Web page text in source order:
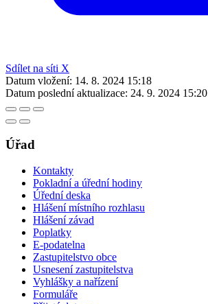
Sdílet na síti X
Datum vložení: 14. 8. 2024 15:18
Datum poslední aktualizace: 24. 9. 2024 15:20
Úřad
Kontakty
Pokladní a úřední hodiny
Úřední deska
Hlášení místního rozhlasu
Hlášení závad
Poplatky
E-podatelna
Zastupitelstvo obce
Usnesení zastupitelstva
Vyhlášky a nařízení
Formuláře